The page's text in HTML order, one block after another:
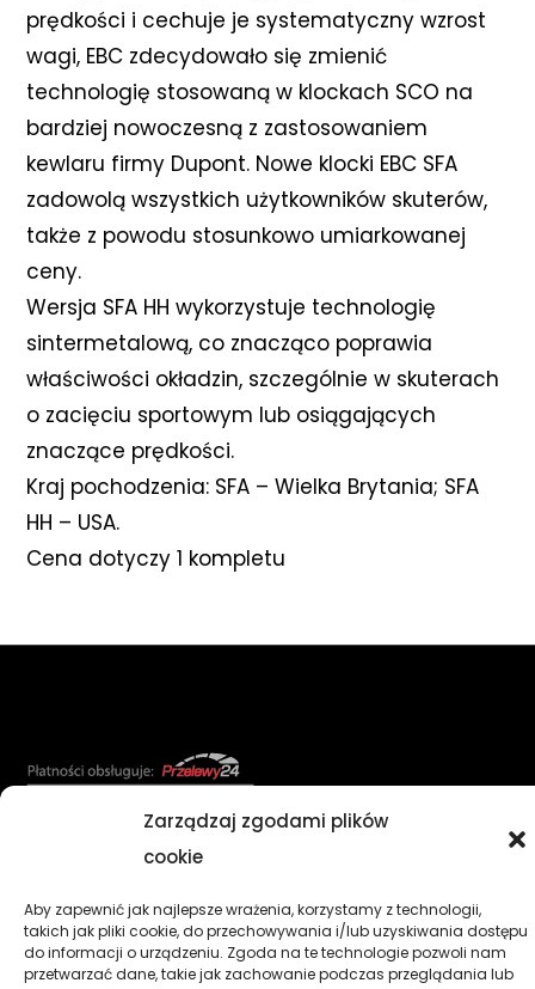
Zarządzaj zgodami plików
cookie
Aby zapewnić jak najlepsze wrażenia, korzystamy z technologii,
takich jak pliki cookie, do przechowywania i/lub uzyskiwania dostępu
do informacji o urządzeniu. Zgoda na te technologie pozwoli nam
przetwarzać dane, takie jak zachowanie podczas przeglądania lub
prędkości i cechuje je systematyczny wzrost
wagi, EBC zdecydowało się zmienić
technologię stosowaną w klockach SCO na
bardziej nowoczesną z zastosowaniem
kewlaru firmy Dupont. Nowe klocki EBC SFA
zadowolą wszystkich użytkowników skuterów,
także z powodu stosunkowo umiarkowanej
ceny.
Wersja SFA HH wykorzystuje technologię
sintermetalową, co znacząco poprawia
właściwości okładzin, szczególnie w skuterach
o zacięciu sportowym lub osiągających
znaczące prędkości.
Kraj pochodzenia: SFA – Wielka Brytania; SFA
HH – USA.
Cena dotyczy 1 kompletu
KASKI I GOGLE NARZĘDZIA ODZIEŻ OPONY DĘTKI
Regulamin
Kontakt Koszyk